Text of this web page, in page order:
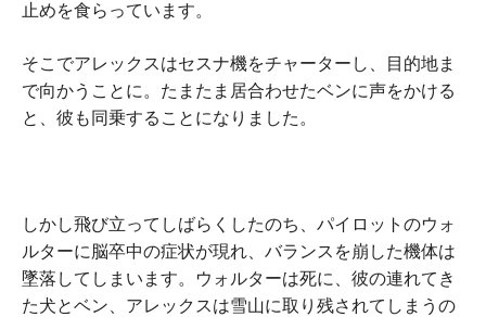
止めを食らっています。
そこでアレックスはセスナ機をチャーターし、目的地ま
で向かうことに。たまたま居合わせたベンに声をかける
と、彼も同乗することになりました。
しかし飛び立ってしばらくしたのち、パイロットのウォ
ルターに脳卒中の症状が現れ、バランスを崩した機体は
墜落してしまいます。ウォルターは死に、彼の連れてき
た犬とベン、アレックスは雪山に取り残されてしまうの